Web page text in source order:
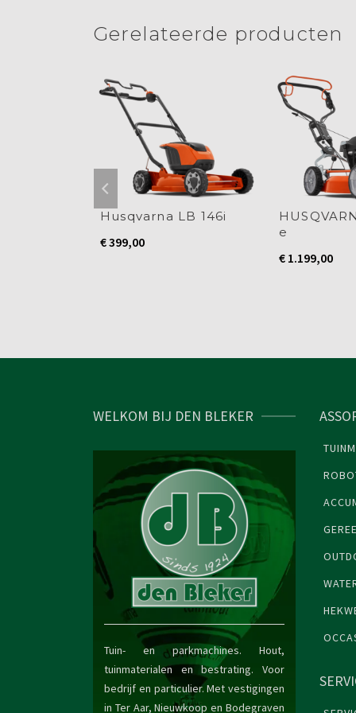
Gerelateerde producten
Husqvarna LB 146i
€399,00
e
€ 1.199,00
WELKOM BIJ DEN BLEKER
Tuin- en parkmachines. Hout,
tuinmaterialen en bestrating. Voor
bedrijf en particulier. Met vestigingen
in Ter Aar, Nieuwkoop en Bodegraven